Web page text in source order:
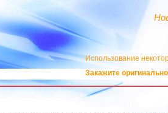
Использование
Закажите оригинальное